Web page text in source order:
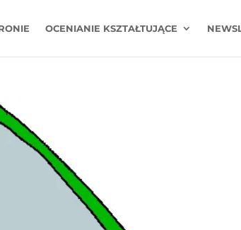
OCENIANIE KSZTAŁTUJĄCE